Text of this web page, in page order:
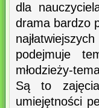
dla
drama bardzo
podejmuje
młodzieży-
Są to
umiejętności